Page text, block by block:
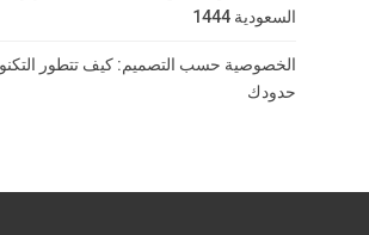
السعودية 1444
الخصوصية حسب التصميم: كيف تتطور
حدودك